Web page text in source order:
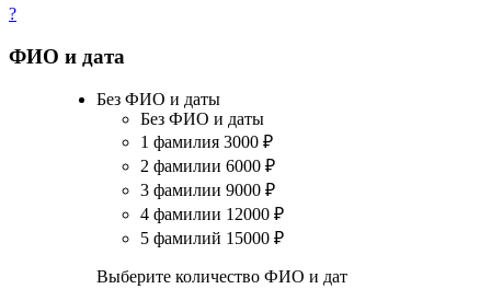
?
ФИО и дата
Без ФИО и даты
Без ФИО и даты
1 фамилия 3000 ₽
2 фамилии 6000 ₽
3 фамилии 9000 ₽
4 фамилии 12000 ₽
5 фамилий 15000 ₽
Выберите количество ФИО и дат